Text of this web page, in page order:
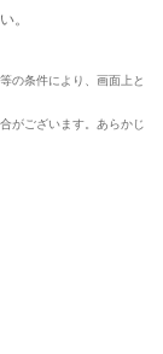
。
の条件により、画面上と
がございます。あらかじ